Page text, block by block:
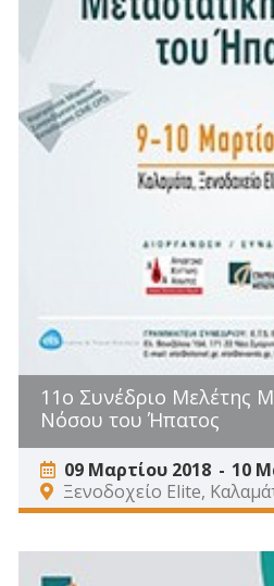
11ο Συνέδριο Μελέτης
Νόσου του Ήπατος
09 Μαρτίου 2018
10
Ξενοδοχείο Elite,